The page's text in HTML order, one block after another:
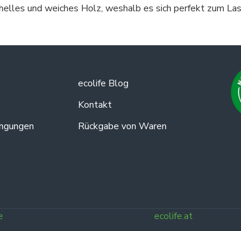
und weiches Holz, weshalb es sich perfekt zum
ecolife Blog
Kontakt
Rückgabe von Waren
ecolife.at